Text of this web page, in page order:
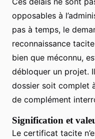
opposables à
pas à temps, le
reconnaissance
bien que méconnu,
débloquer un projet.
dossier soit complet
de complément
Signification et
Le certificat tacite